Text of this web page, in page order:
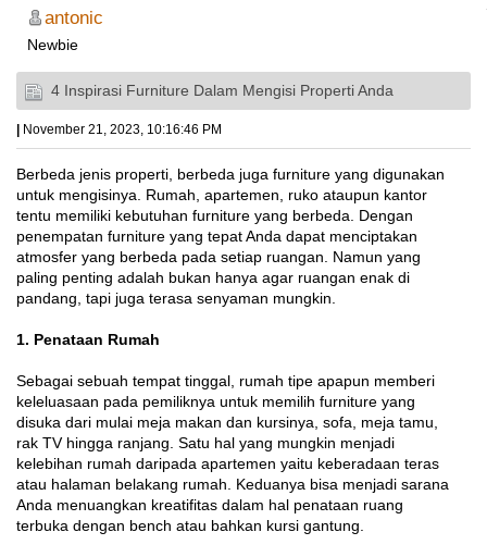
Dalam Mengisi Properti Anda (Read 50631 times)
antonic
Newbie
4 Inspirasi Furniture Dalam Mengisi Properti Anda
| November 21, 2023, 10:16:46 PM
Berbeda jenis properti, berbeda juga furniture yang digunakan
untuk mengisinya. Rumah, apartemen, ruko ataupun kantor
tentu memiliki kebutuhan furniture yang berbeda. Dengan
penempatan furniture yang tepat Anda dapat menciptakan
atmosfer yang berbeda pada setiap ruangan. Namun yang
paling penting adalah bukan hanya agar ruangan enak di
pandang, tapi juga terasa senyaman mungkin.
1. Penataan Rumah
Sebagai sebuah tempat tinggal, rumah tipe apapun memberi
keleluasaan pada pemiliknya untuk memilih furniture yang
disuka dari mulai meja makan dan kursinya, sofa, meja tamu,
rak TV hingga ranjang. Satu hal yang mungkin menjadi
kelebihan rumah daripada apartemen yaitu keberadaan teras
atau halaman belakang rumah. Keduanya bisa menjadi sarana
Anda menuangkan kreatifitas dalam hal penataan ruang
terbuka dengan bench atau bahkan kursi gantung.